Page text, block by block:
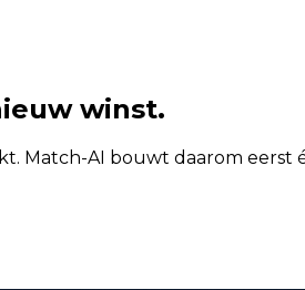
winst.
Match-AI bouwt daarom